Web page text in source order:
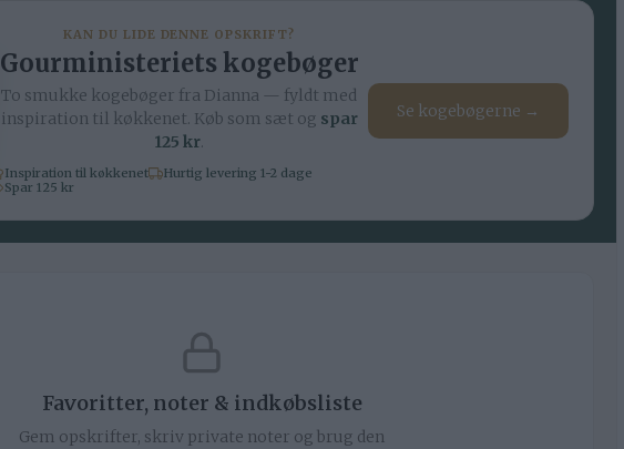
KAN DU LIDE DENNE OPSKRIFT?
Gourministeriets kogebøger
To smukke kogebøger fra Dianna — fyldt med
inspiration til køkkenet. Køb som sæt og spar
125 kr.
Inspiration til køkkenet
Hurtig levering 1-2 dage
Spar 125 kr
Se kogebøgerne →
Favoritter, noter & indkøbsliste
Gem opskrifter, skriv private noter og brug den